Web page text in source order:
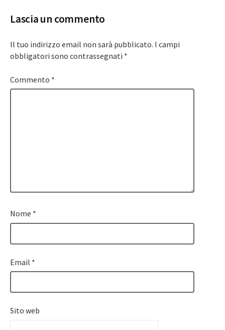
Lascia un commento
Il tuo indirizzo email non sarà pubblicato. I campi
obbligatori sono contrassegnati *
Commento *
Nome *
Email *
Sito web